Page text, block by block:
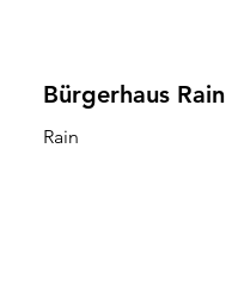
Bürgerhaus Rain
Rain